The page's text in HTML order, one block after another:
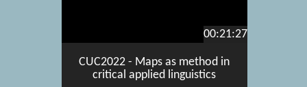
00:21:27
CUC2022 - Maps as method in
critical applied linguistics